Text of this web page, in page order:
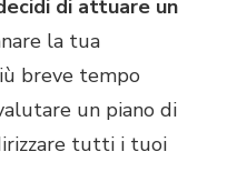
di attuare un
la tua
breve tempo
un piano di
tutti i tuoi